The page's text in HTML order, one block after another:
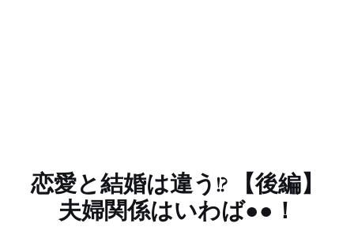
恋愛と結婚は違う!? 【後編】
夫婦関係はいわば●●！